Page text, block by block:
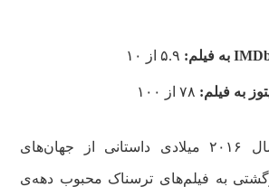
به فیلم:
به فیلم:
«خلاء» محصول سال ۲۰۱۶ میلادی داستانی از جهان‌های
به فیلم‌های ترسناک محبوب دهه‌ی